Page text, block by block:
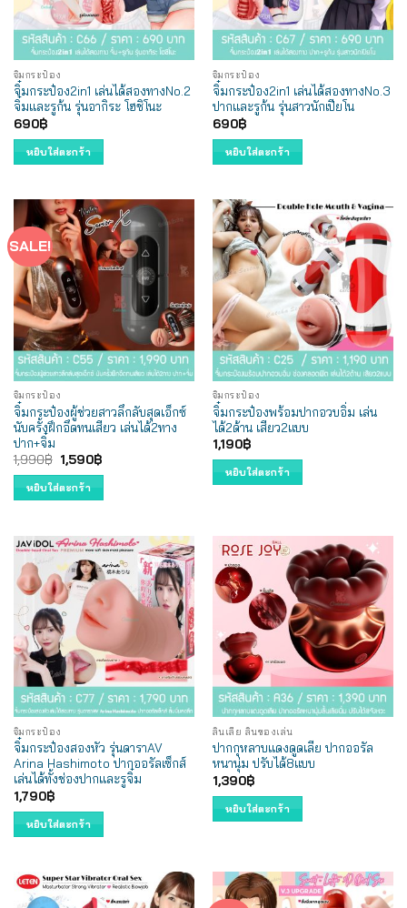
จิ๋มกระป๋อง
จิ๋มกระป๋อง2in1 เล่นได้สองทางNo.2
จิ๋มและรูก้น รุ่นอากิระ โฮชิโนะ
690฿
หยิบใส่ตะกร้า
จิ๋มกระป๋อง
จิ๋มกระป๋อง2in1 เล่นได้สองทางNo.3
ปากและรูก้น รุ่นสาวนักเปียโน
690฿
หยิบใส่ตะกร้า
SALE!
จิ๋มกระป๋อง
จิ๋มกระป๋องผู้ช่วยสาวลึกลับสุดเอ็กซ์
นับครั้งฝึกอึดทนเสียว เล่นได้2ทาง
ปาก+จิ๋ม
1,990฿ Original
price
was:
1,990฿.
1,590฿Current
หยิบใส่ตะกร้า
จิ๋มกระป๋อง
จิ๋มกระป๋องพร้อมปากอวบอิ่ม เล่น
ได้2ด้าน เสียว2แบบ
1,190฿
หยิบใส่ตะกร้า
จิ๋มกระป๋อง
จิ๋มกระป๋องสองหัว รุ่นดาราAV
Arina Hashimoto ปากออรัลเซ็กส์
เล่นได้ทั้งช่องปากและรูจิ๋ม
1,790฿
หยิบใส่ตะกร้า
ลิ้นเลีย ลิ้นของเล่น
ปากกุหลาบแดงดูดเลีย ปากออรัล
หนานุ่ม ปรับได้8แบบ
1,390฿
หยิบใส่ตะกร้า